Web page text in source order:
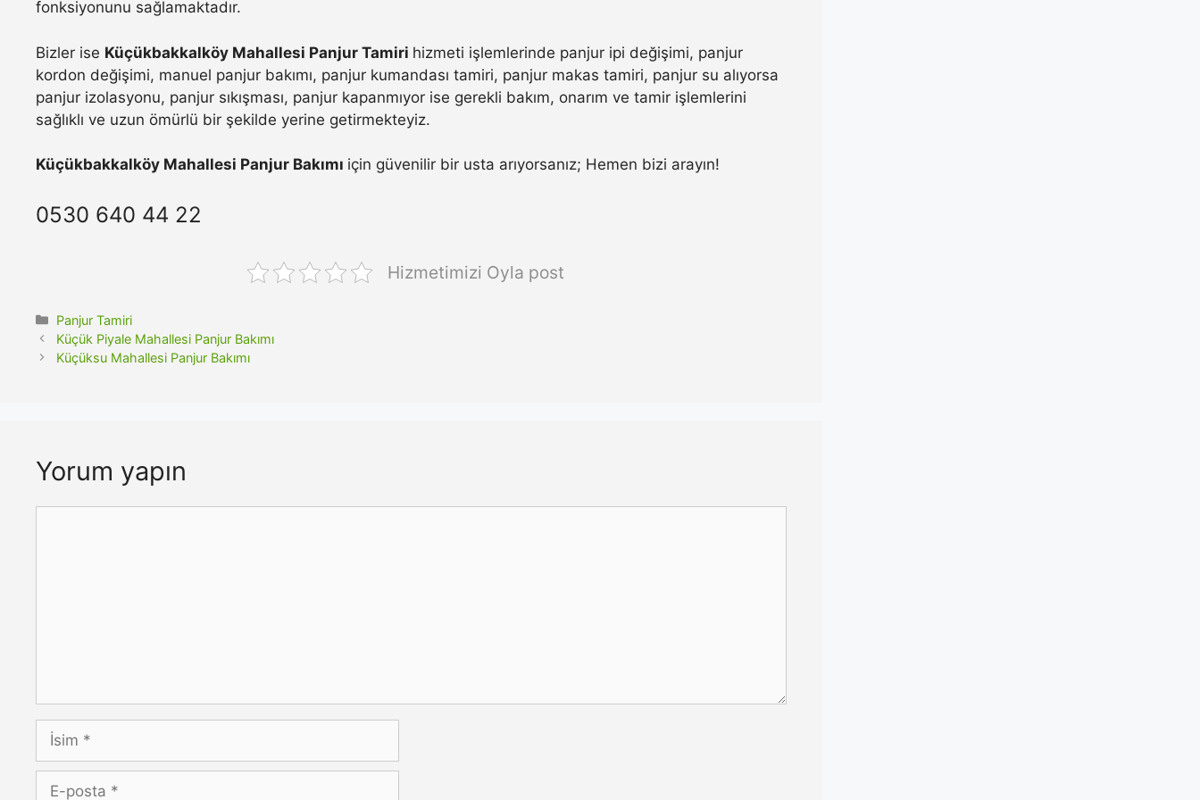
fonksiyonunu sağlamaktadır.
Bizler ise Küçükbakkalköy Mahallesi Panjur Tamiri hizmeti işlemlerinde panjur ipi değişimi, panjur
kordon değişimi, manuel panjur bakımı, panjur kumandası tamiri, panjur makas tamiri, panjur su alıyorsa
panjur izolasyonu, panjur sıkışması, panjur kapanmıyor ise gerekli bakım, onarım ve tamir işlemlerini
sağlıklı ve uzun ömürlü bir şekilde yerine getirmekteyiz.
Küçükbakkalköy Mahallesi Panjur Bakımı için güvenilir bir usta arıyorsanız; Hemen bizi arayın!
0530 640 44 22
Hizmetimizi Oyla post
Kategoriler
Panjur Tamiri
Küçük Piyale Mahallesi Panjur Bakımı
Küçüksu Mahallesi Panjur Bakımı
Yorum yapın
İsim